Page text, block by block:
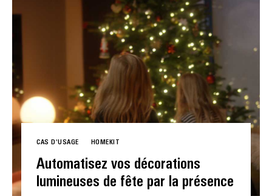
CAS D'USAGE HOMEKIT
Automatisez vos décorations
lumineuses de fête par la présence